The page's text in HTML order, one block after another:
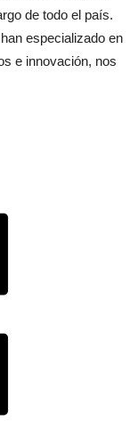
de todo el país.
especializado en
e innovación, nos